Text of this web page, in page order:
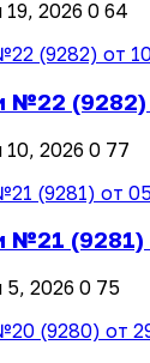
2026 0 64
№22 (9282)
2026 0 77
№21 (9281)
2026 0 75